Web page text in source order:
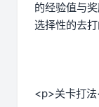
的经验值与
选择性的去
<p>关卡打